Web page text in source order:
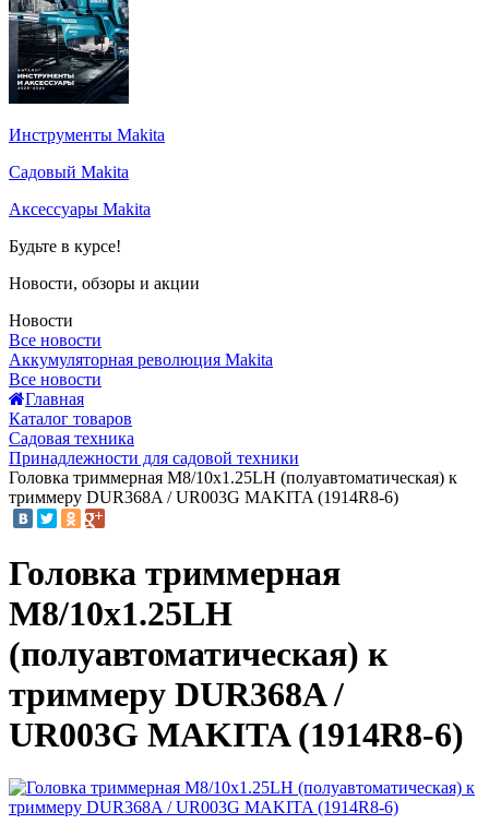
Инструменты Makita
Садовый Makita
Аксессуары Makita
Будьте в курсе!
Новости, обзоры и акции
Новости
Все новости
Аккумуляторная революция Makita
Все новости
Главная
Каталог товаров
Садовая техника
Принадлежности для садовой техники
Головка триммерная M8/10x1.25LH (полуавтоматическая) к
триммеру DUR368A / UR003G MAKITA (1914R8-6)
Головка триммерная
M8/10x1.25LH
(полуавтоматическая) к
триммеру DUR368A /
UR003G MAKITA (1914R8-6)